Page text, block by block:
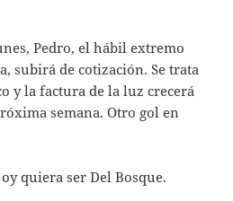
Pedro, el hábil extremo
subirá de cotización. Se trata
y la factura de la luz crecerá
semana. Otro gol en
quiera ser Del Bosque.